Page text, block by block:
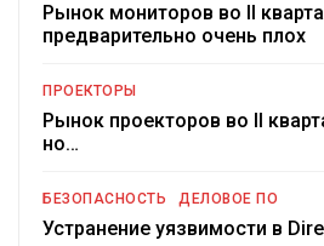
Рынок мониторов во II
предварительно очень плох
ПРОЕКТОРЫ
Рынок проекторов во II
но…
БЕЗОПАСНОСТЬ ДЕЛОВОЕ ПО
Устранение уязвимости в